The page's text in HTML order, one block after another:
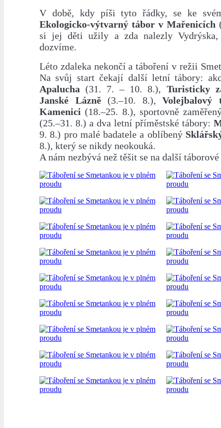
V době, kdy píši tyto řádky, se ke
Ekologicko-výtvarný tábor v Mařenicích
si jej děti užily a zda nalezly Vydrýska,
dozvíme.
Léto zdaleka nekončí a táboření v režii
Na svůj start čekají další letní tábory:
Apalucha (31. 7. – 10. 8.), Turisticky
Janské Lázně(3.–10. 8.),Volejbalový
Kamenici (18.–25. 8.), sportovně
(25.–31. 8.) a dva letní příměstské tábory:
9. 8.) pro malé badatele a oblíbený
8.), který se nikdy neokouká.
A nám nezbývá než těšit se na další